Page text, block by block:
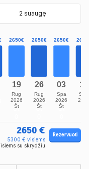
2 suaugę
2650 €
5300 € visiems
su skrydžiu
Rezervuoti